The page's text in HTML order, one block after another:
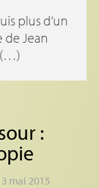
plus d’un
de Jean
(…)
:
mai 2015